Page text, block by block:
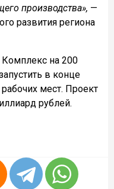
производства», —
развития региона
Комплекс на 200
в конце
мест. Проект
рублей.